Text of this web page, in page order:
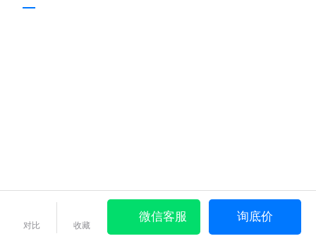
对比 收藏
微信客服 询底价